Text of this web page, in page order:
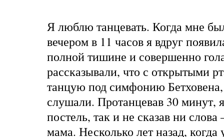
Я люблю танцевать. Когда мне
вечером в 11 часов я вдруг
полной тишине и совершенно
рассказывали, что с открытыми
танцую под симфонию
слушали. Протанцевав 30 минут,
постель, так и не сказав ни слова
мама. Несколько лет назад,